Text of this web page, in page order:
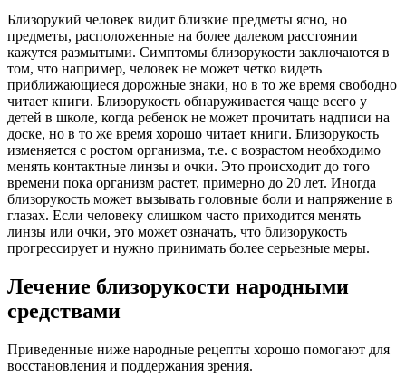
Близорукий человек видит близкие предметы ясно, но
предметы, расположенные на более далеком расстоянии
кажутся размытыми. Симптомы близорукости заключаются в
том, что например, человек не может четко видеть
приближающиеся дорожные знаки, но в то же время свободно
читает книги. Близорукость обнаруживается чаще всего у
детей в школе, когда ребенок не может прочитать надписи на
доске, но в то же время хорошо читает книги. Близорукость
изменяется с ростом организма, т.е. с возрастом необходимо
менять контактные линзы и очки. Это происходит до того
времени пока организм растет, примерно до 20 лет. Иногда
близорукость может вызывать головные боли и напряжение в
глазах. Если человеку слишком часто приходится менять
линзы или очки, это может означать, что близорукость
прогрессирует и нужно принимать более серьезные меры.
Лечение близорукости народными
средствами
Приведенные ниже народные рецепты хорошо помогают для
восстановления и поддержания зрения.